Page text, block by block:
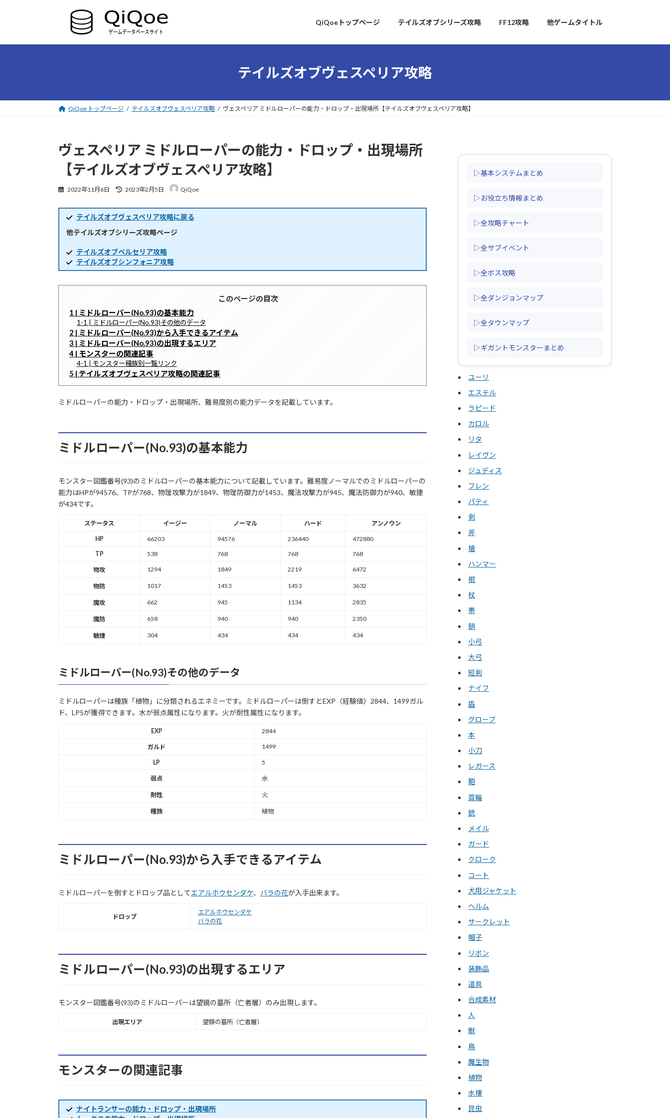
ツ
シ
QiQoeトップページ テイルズオブシリーズ攻略 FF12攻略 他ゲームタイトル
テイルズオブヴェスペリア攻略
QiQoe トップページ テイルズオブヴェスペリア攻略 ヴェスペリア ミドルローパーの能力・ドロップ・出現場所【テイルズオブヴェスペリア攻略】
ヴェスペリア ミドルローパーの能力・ドロップ・出現場所
【テイルズオブヴェスペリア攻略】
2022年11月6日
最
新
日
時
2023年2月5日 QiQoe
テイルズオブヴェスペリア攻略に戻る
他テイルズオブシリーズ攻略ページ
テイルズオブベルセリア攻略
テイルズオブシンフォニア攻略
このページの目次
1 | ミドルローパー(No.93)の基本能力
1-1 | ミドルローパー(No.93)その他のデータ
2 | ミドルローパー(No.93)から入手できるアイテム
3 | ミドルローパー(No.93)の出現するエリア
4 | モンスターの関連記事
4-1 | モンスター種族別一覧リンク
5 | テイルズオブヴェスペリア攻略の関連記事
ミドルローパーの能力・ドロップ・出現場所、難易度別の能力データを記載しています。
ミドルローパー(No.93)の基本能力
モンスター図鑑番号(93)のミドルローパーの基本能力について記載しています。難易度ノーマルでのミドルローパーの
能力はHPが94576、TPが768、物理攻撃力が1849、物理防御力が1453、魔法攻撃力が945、魔法防御力が940、敏捷
が434です。
ステータス イージー ノーマル ハード アンノウン
HP 66203 94576 236440
472880
TP
538 768 768 768
物攻 1294 1849 2219 6472
物防 1017 1453 1453 3632
魔攻 662 945 1134 2835
魔防 658 940 940 2350
敏捷 304 434 434 434
ミドルローパー(No.93)その他のデータ
ミドルローパーは種族「植物」に分類されるエネミーです。ミドルローパーは倒すとEXP（経験値）2844、1499ガル
ド、LP5が獲得できます。水が弱点属性になります。火が耐性属性になります。
EXP 2844
ガルド 1499
LP 5
弱点 水
耐性 火
種族 植物
ミドルローパー(No.93)から入手できるアイテム
ミドルローパーを倒すとドロップ品としてエアルホウセンダケ、 バラの花が入手出来ます。
ドロップ
エアルホウセンダケ
バラの花
ミドルローパー(No.93)の出現するエリア
モンスター図鑑番号(93)のミドルローパーは望鏡の墓所（亡者層）のみ出現します。
出現エリア 望鏡の墓所（亡者層）
モンスターの関連記事
ナイトランサーの能力・ドロップ・出現場所
▷基本システムまとめ
▷お役立ち情報まとめ
▷全攻略チャート
▷全サブイベント
▷全ボス攻略
▷全ダンジョンマップ
▷全タウンマップ
▷ギガントモンスターまとめ
ユーリ
エステル
ラピード
カロル
リタ
レイヴン
ジュディス
フレン
パティ
剣
斧
槍
ハンマー
棍
杖
帯
鎖
小弓
大弓
短剣
ナイフ
盾
グローブ
本
小刀
レガース
鞄
首輪
銃
メイル
ガード
クローク
コート
犬用ジャケット
ヘルム
サークレット
帽子
リボン
装飾品
道具
合成素材
人
獣
鳥
魔生物
植物
水棲
昆虫